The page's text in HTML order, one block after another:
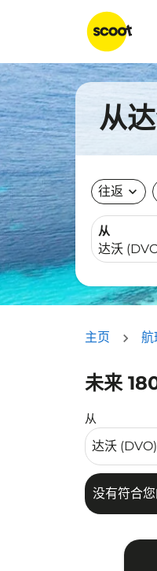
从
往返 expand_more
从
主页 航
未来
从
没有符合
没有符合您